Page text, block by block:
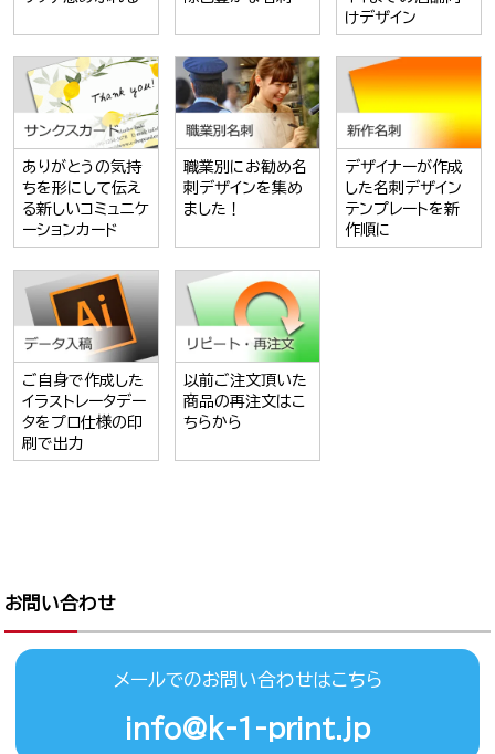
けデザイン
ありがとうの気持
ちを形にして伝え
る新しいコミュニケ
ーションカード
職業別にお勧め名
刺デザインを集め
ました！
デザイナーが作成
した名刺デザイン
テンプレートを新
作順に
ご自身で作成した
イラストレータデー
タをプロ仕様の印
刷で出力
以前ご注文頂いた
商品の再注文はこ
ちらから
お問い合わせ
メールでのお問い合わせはこちら
info@k-1-print.jp